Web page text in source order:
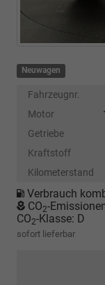
Neuwagen
Fahrzeugnr.
Motor
Getriebe
Kraftstoff
Kilometerstand
Verbrauch
CO2-
CO2-Klasse: D
sofort lieferbar